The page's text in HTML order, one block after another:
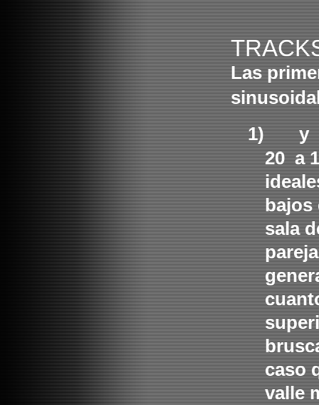
Las
1)
y
20 a
bajos
sala
caso
valle